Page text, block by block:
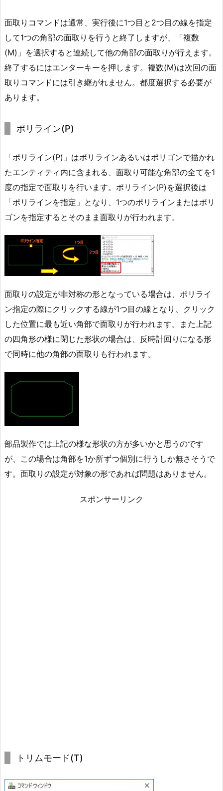
面取りコマンドは通常、実行後に1つ目と2つ目の線を指定
して1つの角部の面取りを行うと終了しますが、「複数
(M)」を選択すると連続して他の角部の面取りが行えます。
終了するにはエンターキーを押します。複数(M)は次回の面
取りコマンドには引き継がれません。都度選択する必要が
あります。
ポリライン(P)
「ポリライン(P)」はポリラインあるいはポリゴンで描かれ
たエンティティ内に含まれる、面取り可能な角部の全てを1
度の指定で面取りを行います。ポリライン(P)を選択後は
「ポリラインを指定」となり、1つのポリラインまたはポリ
ゴンを指定するとそのまま面取りが行われます。
面取りの設定が非対称の形となっている場合は、ポリライ
ン指定の際にクリックする線が1つ目の線となり、クリック
した位置に最も近い角部で面取りが行われます。また上記
の四角形の様に閉じた形状の場合は、反時計回りになる形
で同時に他の角部の面取りも行われます。
部品製作では上記の様な形状の方が多いかと思うのです
が、この場合は角部を1か所ずつ個別に行うしか無さそうで
す。面取りの設定が対象の形であれば問題はありません。
スポンサーリンク
トリムモード(T)